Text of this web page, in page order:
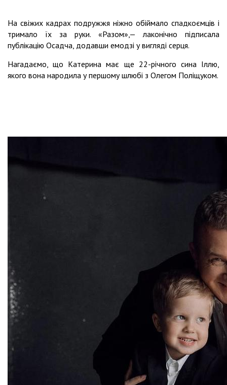
На свіжих кадрах подружжя ніжно обіймало спадкоємців і
тримало їх за руки. «Разом»,— лаконічно підписала
публікацію Осадча, додавши емодзі у вигляді серця.
Нагадаємо, що Катерина має ще 22-річного сина Іллю,
якого вона народила у першому шлюбі з Олегом Поліщуком.